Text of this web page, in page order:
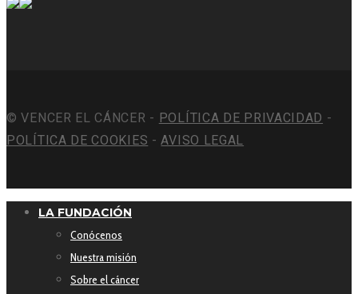
© VENCER EL CÁNCER - POLÍTICA DE PRIVACIDAD -
POLÍTICA DE COOKIES -AVISO LEGAL
LA FUNDACIÓN
Conócenos
Nuestra misión
Sobre el cáncer